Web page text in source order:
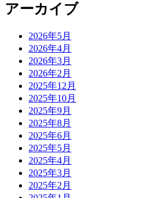
アーカイブ
2026年5月
2026年4月
2026年3月
2026年2月
2025年12月
2025年10月
2025年9月
2025年8月
2025年6月
2025年5月
2025年4月
2025年3月
2025年2月